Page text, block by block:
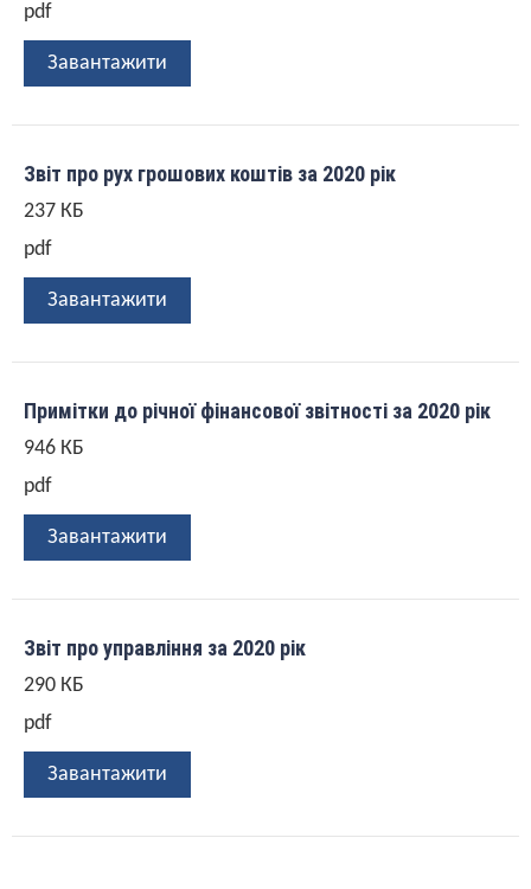
pdf
Завантажити
Звіт про рух грошових коштів за 2020 рік
237 КБ
pdf
Завантажити
Примітки до річної фінансової звітності за 2020 рік
946 КБ
pdf
Завантажити
Звіт про управління за 2020 рік
290 КБ
pdf
Завантажити